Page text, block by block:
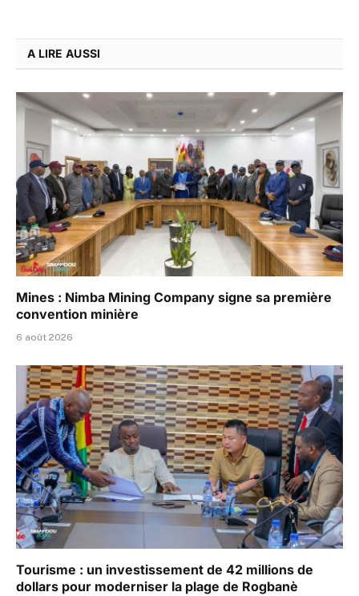
A LIRE AUSSI
Mines : Nimba Mining Company signe sa première
convention minière
6 août 2026
Tourisme : un investissement de 42 millions de
dollars pour moderniser la plage de Rogbanè